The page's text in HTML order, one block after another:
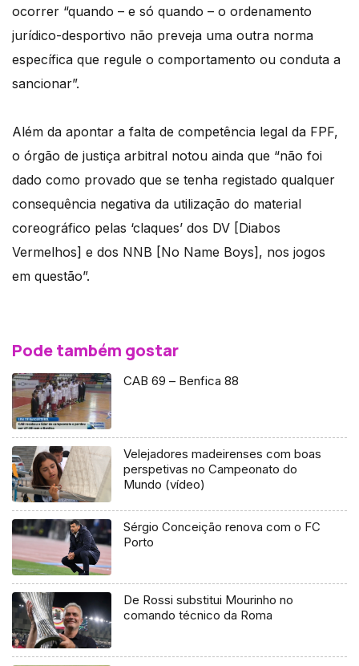
ocorrer “quando – e só quando – o ordenamento
jurídico-desportivo não preveja uma outra norma
específica que regule o comportamento ou conduta a
sancionar”.
Além da apontar a falta de competência legal da FPF,
o órgão de justiça arbitral notou ainda que “não foi
dado como provado que se tenha registado qualquer
consequência negativa da utilização do material
coreográfico pelas ‘claques’ dos DV [Diabos
Vermelhos] e dos NNB [No Name Boys], nos jogos
em questão”.
Pode também gostar
CAB 69 – Benfica 88
Velejadores madeirenses com boas
perspetivas no Campeonato do
Mundo (vídeo)
Sérgio Conceição renova com o FC
Porto
De Rossi substitui Mourinho no
comando técnico da Roma